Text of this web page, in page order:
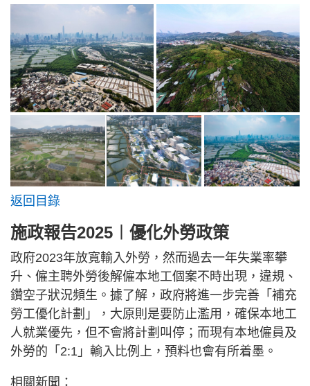
返回目錄
施政報告2025︱優化外勞政策
政府2023年放寬輸入外勞，然而過去一年失業率攀
升、僱主聘外勞後解僱本地工個案不時出現，違規、
鑽空子狀況頻生。據了解，政府將進一步完善「補充
勞工優化計劃」，大原則是要防止濫用，確保本地工
人就業優先，但不會將計劃叫停；而現有本地僱員及
外勞的「2:1」輸入比例上，預料也會有所着墨。
相關新聞：